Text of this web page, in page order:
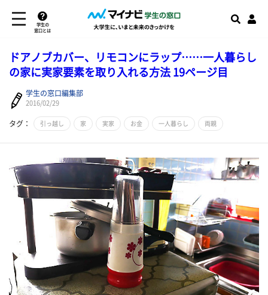
学生の
窓口とは
​ドアノブカバー、リモコンにラップ……一人暮らし
の家に実家要素を取り入れる方法 19ページ目
学生の窓口編集部
2016/02/29
タグ： 引っ越し 家 実家 お金 一人暮らし 両親